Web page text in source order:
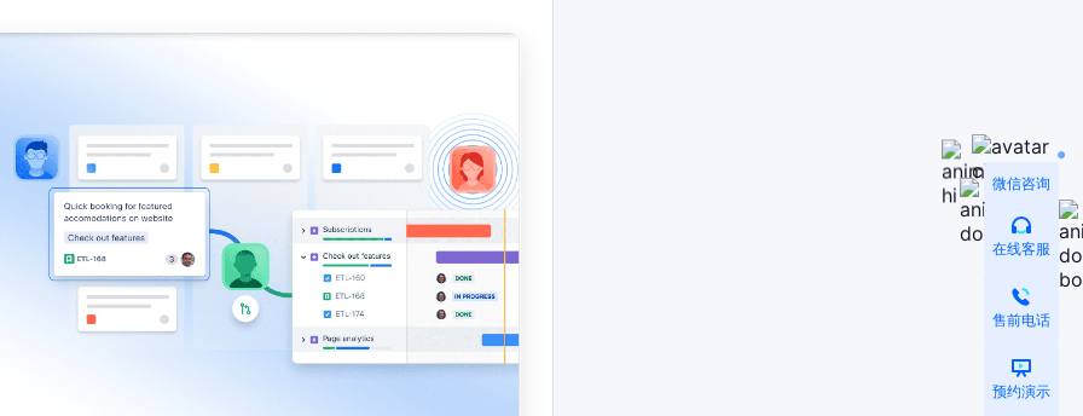
微信咨询
在线客服
售前电话
预约演示